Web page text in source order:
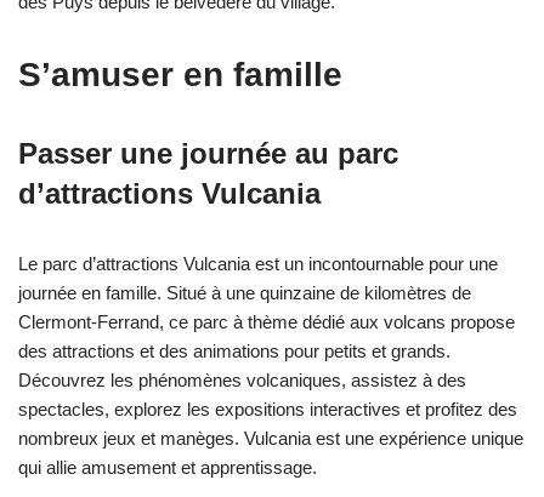
S’amuser en famille
Passer une journée au parc
d’attractions Vulcania
Le parc d’attractions Vulcania est un incontournable pour une
journée en famille. Situé à une quinzaine de kilomètres de
Clermont-Ferrand, ce parc à thème dédié aux volcans propose
des attractions et des animations pour petits et grands.
Découvrez les phénomènes volcaniques, assistez à des
spectacles, explorez les expositions interactives et profitez des
nombreux jeux et manèges. Vulcania est une expérience unique
qui allie amusement et apprentissage.